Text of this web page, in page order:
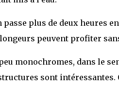
passe plus de deux heures
peuvent profiter
monochromes, dans le
sont intéressantes.